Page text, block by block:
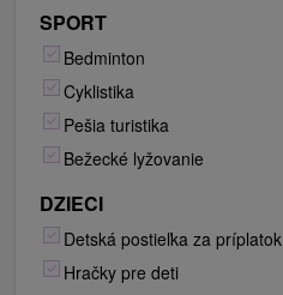
SPORT
Bedminton
Cyklistika
Pešia turistika
Bežecké lyžovanie
DZIECI
Detská postieľka za príplatok
Hračky pre deti